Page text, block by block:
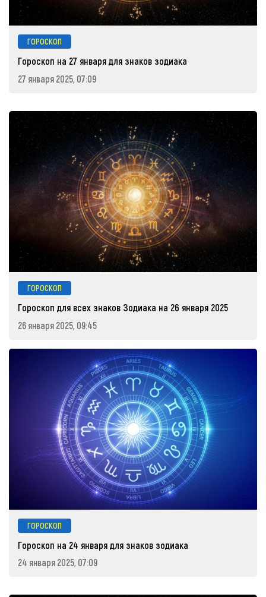
ГОРОСКОП
Гороскоп на 27 января для знаков зодиака
27 января 2025, 07:09
ГОРОСКОП
Гороскоп для всех знаков Зодиака на 26 января 2025
26 января 2025, 09:45
ГОРОСКОП
Гороскоп на 24 января для знаков зодиака
24 января 2025, 07:09